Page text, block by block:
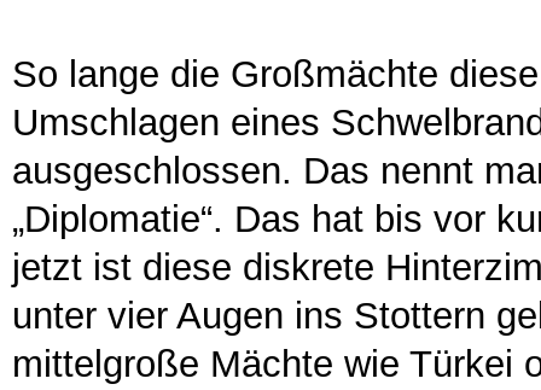
So lange die Großmächte
Umschlagen eines
ausgeschlossen. Das nennt
„Diplomatie“. Das hat bis vor
jetzt ist diese diskrete
unter vier Augen ins Stottern
mittelgroße Mächte wie Türkei